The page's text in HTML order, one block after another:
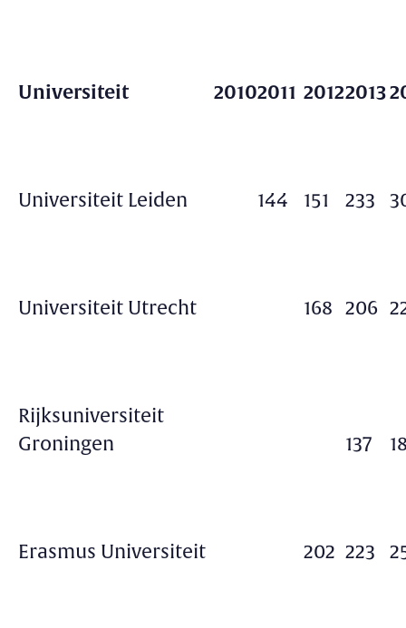
Universiteit 20102011 20122013
Universiteit Leiden 144 151 233
Universiteit Utrecht 168 206
Rijksuniversiteit
Groningen
137
Erasmus Universiteit 202 223